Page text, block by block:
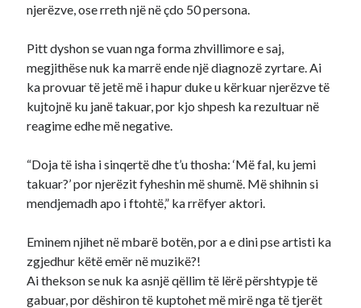
njerëzve, ose rreth një në çdo 50 persona.
Pitt dyshon se vuan nga forma zhvillimore e saj,
megjithëse nuk ka marrë ende një diagnozë zyrtare. Ai
ka provuar të jetë më i hapur duke u kërkuar njerëzve të
kujtojnë ku janë takuar, por kjo shpesh ka rezultuar në
reagime edhe më negative.
“Doja të isha i sinqertë dhe t’u thosha: ‘Më fal, ku jemi
takuar?’ por njerëzit fyheshin më shumë. Më shihnin si
mendjemadh apo i ftohtë,” ka rrëfyer aktori.
Eminem njihet në mbarë botën, por a e dini pse artisti ka
zgjedhur këtë emër në muzikë?!
Ai thekson se nuk ka asnjë qëllim të lërë përshtypje të
gabuar, por dëshiron të kuptohet më mirë nga të tjerët